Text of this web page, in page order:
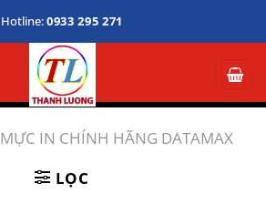
Hotline:0933 295 271
MỰC IN CHÍNH HÃNG DATAMAX
LỌC